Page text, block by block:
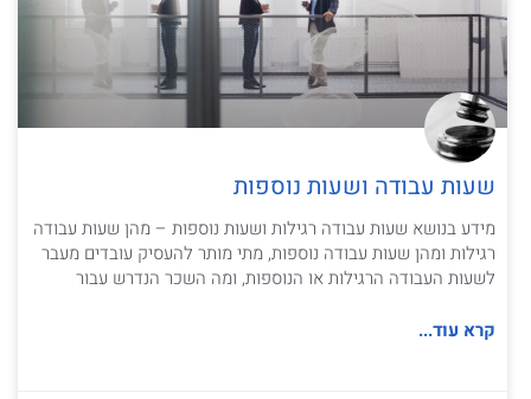
שעות עבודה ושעות נוספות
מידע בנושא שעות עבודה רגילות ושעות נוספות – מהן שעות עבודה
רגילות ומהן שעות עבודה נוספות, מתי מותר להעסיק עובדים מעבר
לשעות העבודה הרגילות או הנוספות, ומה השכר הנדרש עבור
קרא עוד...